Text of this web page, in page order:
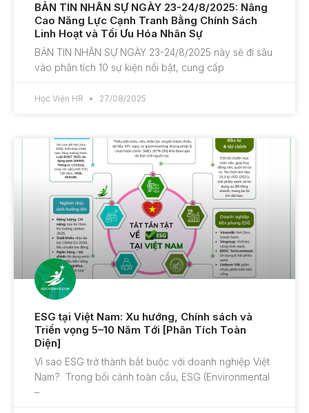
BẢN TIN NHÂN SỰ NGÀY 23-24/8/2025: Nâng
Cao Năng Lực Cạnh Tranh Bằng Chính Sách
Linh Hoạt và Tối Ưu Hóa Nhân Sự
BẢN TIN NHÂN SỰ NGÀY 23-24/8/2025 này sẽ đi sâu
vào phân tích 10 sự kiện nổi bật, cung cấp
Học Viện HR 27/08/2025
ESG tại Việt Nam: Xu hướng, Chính sách và
Triển vọng 5–10 Năm Tới [Phân Tích Toàn
Diện]
Vì sao ESG trở thành bắt buộc với doanh nghiệp Việt
Nam? Trong bối cảnh toàn cầu, ESG (Environmental
–